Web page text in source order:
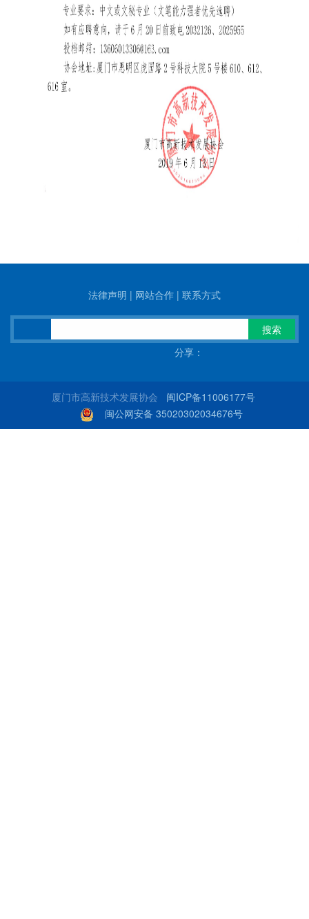
法律声明 | 网站合作 | 联系方式
搜索
分享：
厦门市高新技术发展协会 闽ICP备11006177号
闽公网安备 35020302034676号